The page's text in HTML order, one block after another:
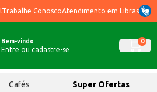
Trabalhe ConoscoAtendimento em Libras
Bem-vindo
Entre ou cadastre-se
0
Cafés Super Ofertas